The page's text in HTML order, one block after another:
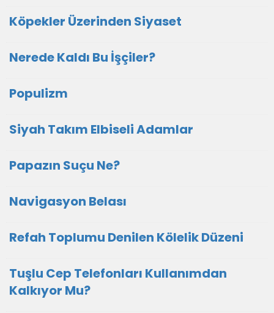
Köpekler Üzerinden Siyaset
Nerede Kaldı Bu İşçiler?
Populizm
Siyah Takım Elbiseli Adamlar
Papazın Suçu Ne?
Navigasyon Belası
Refah Toplumu Denilen Kölelik Düzeni
Tuşlu Cep Telefonları Kullanımdan
Kalkıyor Mu?